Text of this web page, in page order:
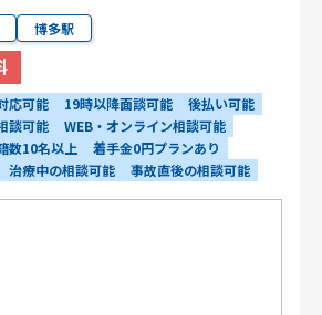
博多駅
応可能 19時以降面談可能
後払い可能
談可能
WEB・オンライン相談可能
数10名以上
着手金0円プランあり
治療中の相談可能 事故直後の相談可能